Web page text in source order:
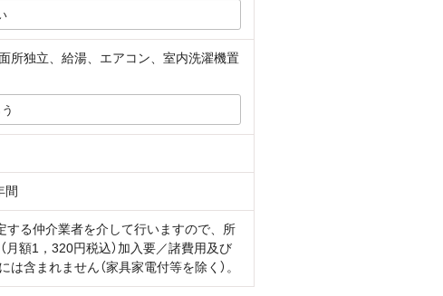
所独立、給湯、エアコン、室内洗濯機置
間
る仲介業者を介して行いますので、所
額1，320円税込）加入要／諸費用及び
含まれません（家具家電付等を除く）。